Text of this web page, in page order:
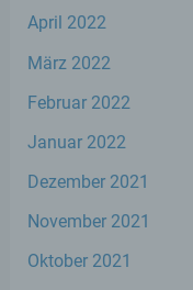
April 2022
März 2022
Februar 2022
Januar 2022
Dezember 2021
November 2021
Oktober 2021
oder
und Mittel
Sind die
das Recht